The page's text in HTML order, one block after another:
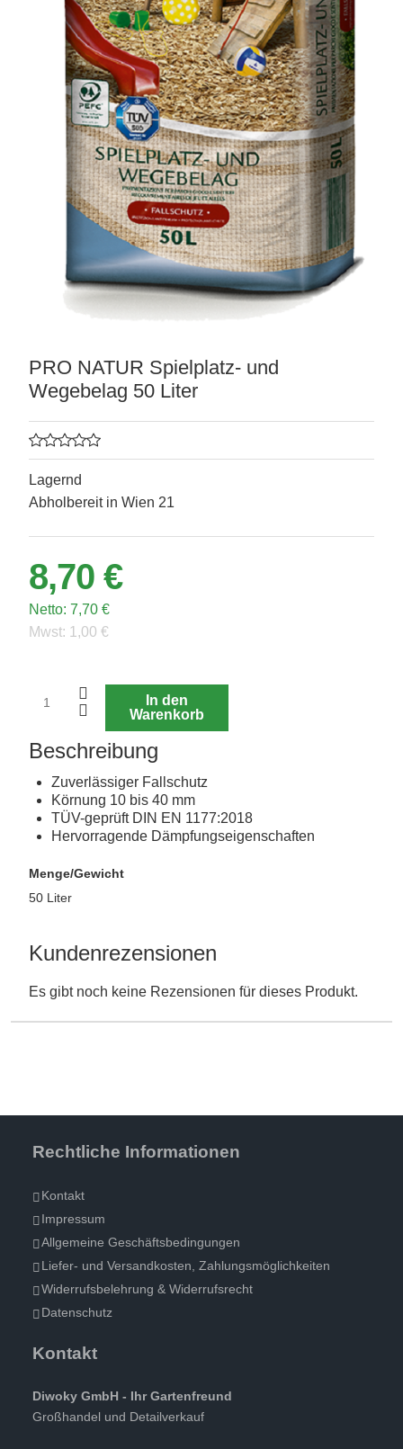
PRO NATUR Spielplatz- und
Wegebelag 50 Liter
Lagernd
Abholbereit in Wien 21
8,70 €
Netto: 7,70 €
Mwst: 1,00 €
In den
Warenkorb
Beschreibung
Zuverlässiger Fallschutz
Körnung 10 bis 40 mm
TÜV-geprüft DIN EN 1177:2018
Hervorragende Dämpfungseigenschaften
Menge/Gewicht
50 Liter
Kundenrezensionen
Es gibt noch keine Rezensionen für dieses Produkt.
Rechtliche Informationen
Kontakt
Impressum
Allgemeine Geschäftsbedingungen
Liefer- und Versandkosten, Zahlungsmöglichkeiten
Widerrufsbelehrung & Widerrufsrecht
Datenschutz
Kontakt
Diwoky GmbH - Ihr Gartenfreund
Großhandel und Detailverkauf